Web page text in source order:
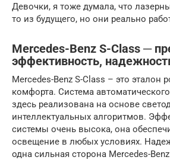
Девочки, я тоже думала, что
то из будущего, но они реально
Mercedes-Benz S-Class ─
эффективность,
Mercedes-Benz S-Class – это эталон
комфорта. Система
здесь реализована на основе
интеллектуальных алгоритмов.
системы очень высока, она
освещение в любых условиях.
одна сильная сторона Mercedes-